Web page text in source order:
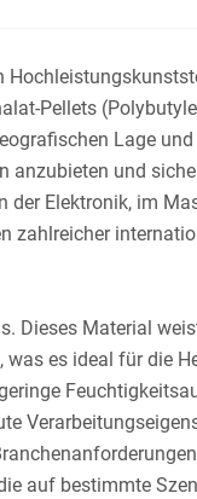
Pellets
Lage
und
Elektronik, im
zahlreicher
Dieses Material
es ideal für die
auf bestimmte